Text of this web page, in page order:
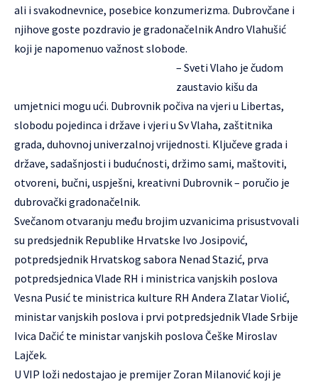
ali i svakodnevnice, posebice konzumerizma. Dubrovčane i
njihove goste pozdravio je gradonačelnik Andro Vlahušić
koji je napomenuo važnost slobode.
– Sveti Vlaho je čudom
zaustavio kišu da
umjetnici mogu ući. Dubrovnik počiva na vjeri u Libertas,
slobodu pojedinca i države i vjeri u Sv Vlaha, zaštitnika
grada, duhovnoj univerzalnoj vrijednosti. Ključeve grada i
države, sadašnjosti i budućnosti, držimo sami, maštoviti,
otvoreni, bučni, uspješni, kreativni Dubrovnik – poručio je
dubrovački gradonačelnik.
Svečanom otvaranju među brojim uzvanicima prisustvovali
su predsjednik Republike Hrvatske Ivo Josipović,
potpredsjednik Hrvatskog sabora Nenad Stazić, prva
potpredsjednica Vlade RH i ministrica vanjskih poslova
Vesna Pusić te ministrica kulture RH Andera Zlatar Violić,
ministar vanjskih poslova i prvi potpredsjednik Vlade Srbije
Ivica Dačić te ministar vanjskih poslova Češke Miroslav
Lajček.
U VIP loži nedostajao je premijer Zoran Milanović koji je